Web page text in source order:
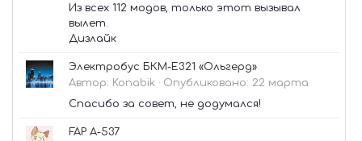
Из всех 112 модов, только этот вызывал
вылет.
Дизлайк
Электробус БКМ-Е321 «Ольгерд»
Автор: Konabik · Опубликовано: 22 марта
Спасибо за совет, не додумался!
FAP A-537